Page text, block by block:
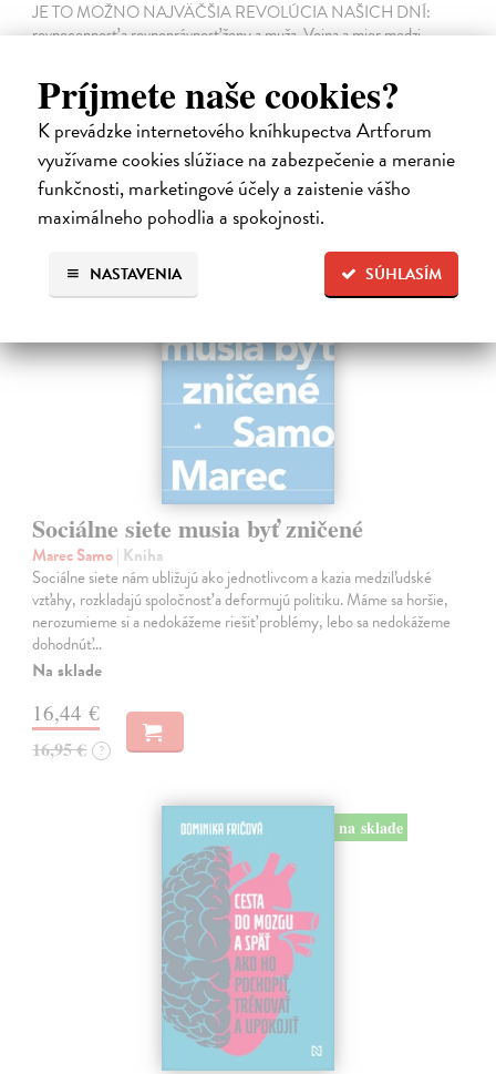
Príjmete naše cookies?
K prevádzke internetového kníhkupectva Artforum
využívame cookies slúžiace na zabezpečenie a meranie
funkčnosti, marketingové účely a zaistenie vášho
maximálneho pohodlia a spokojnosti.
SÚHLASÍM
NASTAVENIA
JE TO MOŽNO NAJVÄČŠIA REVOLÚCIA NAŠICH DNÍ:
rovnocennosť a rovnoprávnosť ženy a muža. Vojna a mier medzi
spolužitím.
Zasielame do 14 dní
22,05 €
24,50 € ?
na sklade
Sociálne siete musia byť zničené
Marec Samo| Kniha
Sociálne siete nám ubližujú ako jednotlivcom a kazia medziľudské
vzťahy, rozkladajú spoločnosť a deformujú politiku. Máme sa horšie,
nerozumieme si a nedokážeme riešiť problémy, lebo sa nedokážeme
dohodnúť…
Na sklade
16,44 €
16,95 € ?
na sklade